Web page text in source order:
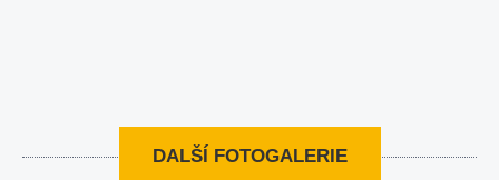
DALŠÍ FOTOGALERIE